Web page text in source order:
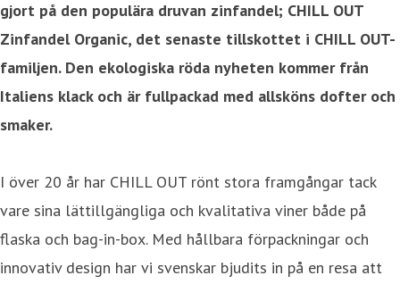
gjort på den populära druvan zinfandel; CHILL OUT
Zinfandel Organic, det senaste tillskottet i CHILL OUT-
familjen. Den ekologiska röda nyheten kommer från
Italiens klack och är fullpackad med allsköns dofter och
smaker.
I över 20 år har CHILL OUT rönt stora framgångar tack
vare sina lättillgängliga och kvalitativa viner både på
flaska och bag-in-box. Med hållbara förpackningar och
innovativ design har vi svenskar bjudits in på en resa att